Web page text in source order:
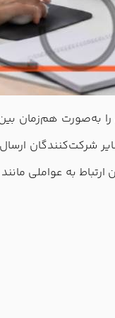
را به‌صورت
شرکت‌کنندگان
ارتباط به